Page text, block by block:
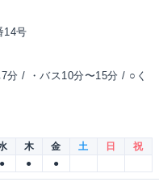
14号
分 / ・バス10分〜15分 / ○く
木 金 土 日
祝
● ● ●